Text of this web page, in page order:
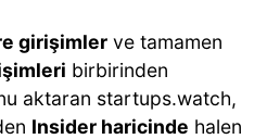
girişimler ve tamamen
birbirinden
aktaran startups.watch,
Insider haricinde halen